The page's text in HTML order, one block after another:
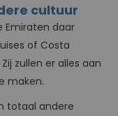
cultuur
Emiraten daar
of Costa
Zij zullen er alles aan
maken.
totaal andere